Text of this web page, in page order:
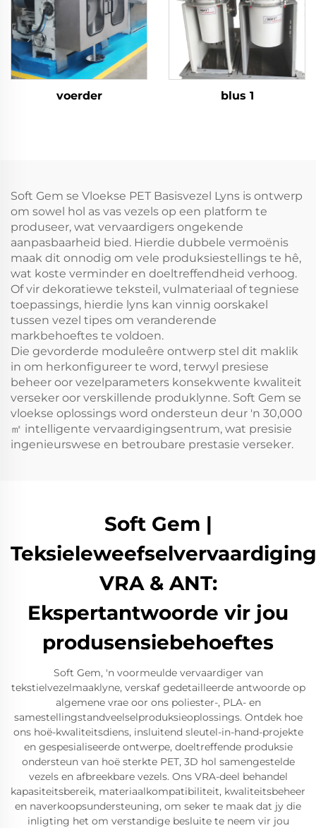
voerder blus 1
Soft Gem se Vloekse PET Basisvezel Lyns is ontwerp
om sowel hol as vas vezels op een platform te
produseer, wat vervaardigers ongekende
aanpasbaarheid bied. Hierdie dubbele vermoënis
maak dit onnodig om vele produksiestellings te hê,
wat koste verminder en doeltreffendheid verhoog.
Of vir dekoratiewe teksteil, vulmateriaal of tegniese
toepassings, hierdie lyns kan vinnig oorskakel
tussen vezel tipes om veranderende
markbehoeftes te voldoen.
Die gevorderde moduleêre ontwerp stel dit maklik
in om herkonfigureer te word, terwyl presiese
beheer oor vezelparameters konsekwente kwaliteit
verseker oor verskillende produklynne. Soft Gem se
vloekse oplossings word ondersteun deur 'n 30,000
㎡ intelligente vervaardigingsentrum, wat presisie
ingenieurswese en betroubare prestasie verseker.
Soft Gem |
VRA & ANT:
Ekspertantwoorde vir jou
produsensiebehoeftes
Soft Gem, 'n voormeulde vervaardiger van
tekstielvezelmaaklyne, verskaf gedetailleerde antwoorde op
algemene vrae oor ons poliester-, PLA- en
samestellingstandveelselproduksieoplossings. Ontdek hoe
ons hoë-kwaliteitsdiens, insluitend sleutel-in-hand-projekte
en gespesialiseerde ontwerpe, doeltreffende produksie
ondersteun van hoë sterkte PET, 3D hol samengestelde
vezels en afbreekbare vezels. Ons VRA-deel behandel
kapasiteitsbereik, materiaalkompatibiliteit, kwaliteitsbeheer
en naverkoopsundersteuning, om seker te maak dat jy die
inligting het om verstandige besluite te neem vir jou